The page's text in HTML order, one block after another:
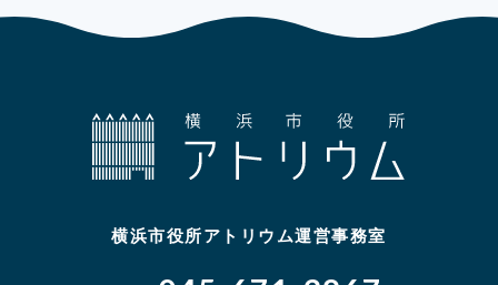
横浜市役所アトリウム運営事務室